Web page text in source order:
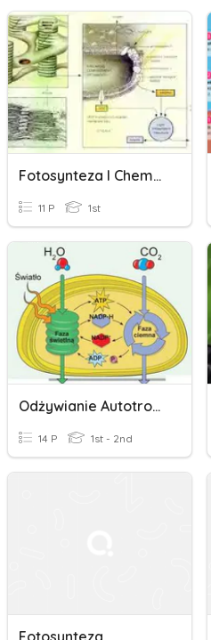
Fotosynteza I Chemosynteza - Kartkówka
11 P 1st
Odżywianie Autotroficzne - Fotosynteza I Chemosynteza
14 P 1st - 2nd
Fotosynteza